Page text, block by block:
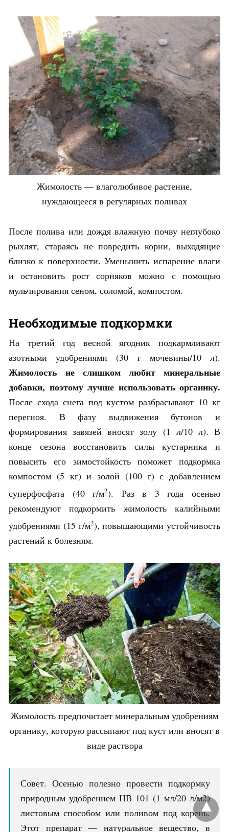
Жимолость — влаголюбивое растение,
нуждающееся в регулярных поливах
После полива или дождя влажную почву неглубоко
рыхлят, стараясь не повредить корни, выходящие
близко к поверхности. Уменьшить испарение влаги
и остановить рост сорняков можно с помощью
мульчирования сеном, соломой, компостом.
Необходимые подкормки
На третий год весной ягодник подкармливают
азотными удобрениями (30 г мочевины/10 л).
Жимолость не слишком любит минеральные
добавки, поэтому лучше использовать органику.
После схода снега под кустом разбрасывают 10 кг
перегноя. В фазу выдвижения бутонов и
формирования завязей вносят золу (1 л/10 л). В
конце сезона восстановить силы кустарника и
повысить его зимостойкость поможет подкормка
компостом (5 кг) и золой (100 г) с добавлением
суперфосфата (40 г/м2). Раз в 3 года осенью
рекомендуют подкормить жимолость калийными
удобрениями (15 г/м2), повышающими устойчивость
растений к болезням.
Жимолость предпочитает минеральным удобрениям
органику, которую рассыпают под куст или вносят в
виде раствора
Совет. Осенью полезно провести подкормку
природным удобрением НВ 101 (1 мл/20 л/м2)
листовым способом или поливом под корень.
Этот препарат — натуральное вещество, в